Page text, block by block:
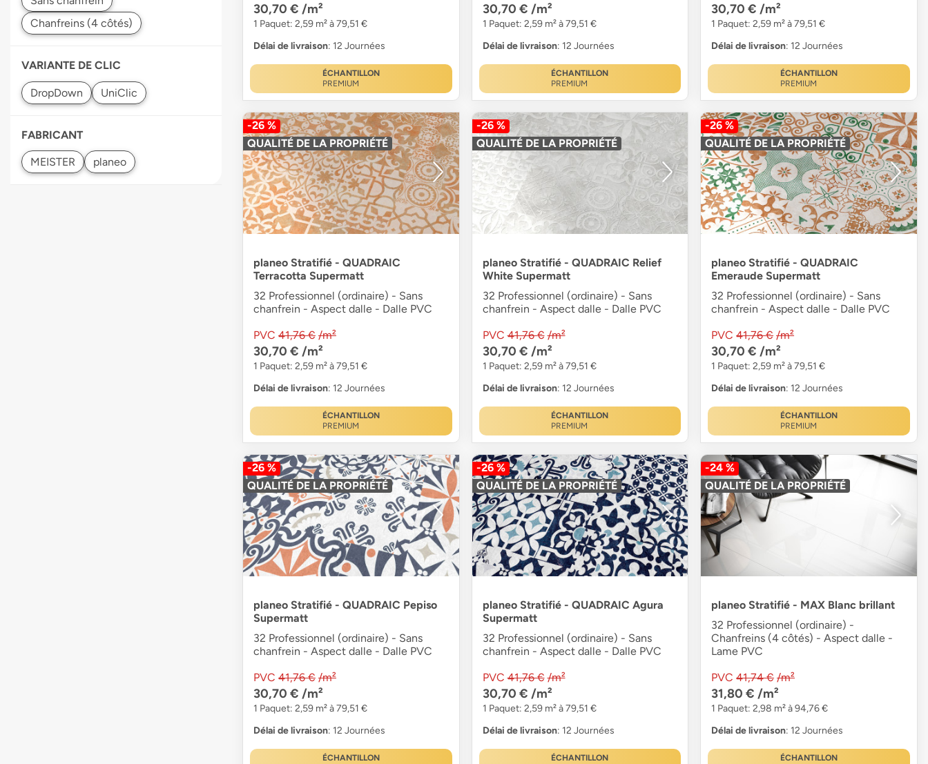
VARIANTE DE CLIC
FABRICANT
30,70 € /m²
1 Paquet: 2,59 m² à 79,51 €
Délai de livraison: 12 Journées
ÉCHANTILLON
PREMIUM
30,70 € /m²
1 Paquet: 2,59 m² à 79,51 €
Délai de livraison: 12 Journées
ÉCHANTILLON
PREMIUM
30,70 € /m²
1 Paquet: 2,59 m² à 79,51 €
Délai de livraison: 12 Journées
ÉCHANTILLON
PREMIUM
-26 %
QUALITÉ DE LA PROPRIÉTÉ
planeo Stratifié - QUADRAIC
Terracotta Supermatt
32 Professionnel (ordinaire) - Sans
chanfrein - Aspect dalle - Dalle PVC
PVC 41,76 € /m²
30,70 € /m²
1 Paquet: 2,59 m² à 79,51 €
Délai de livraison: 12 Journées
ÉCHANTILLON
PREMIUM
-26 %
QUALITÉ DE LA PROPRIÉTÉ
planeo Stratifié - QUADRAIC Relief
White Supermatt
32 Professionnel (ordinaire) - Sans
chanfrein - Aspect dalle - Dalle PVC
PVC 41,76 € /m²
30,70 € /m²
1 Paquet: 2,59 m² à 79,51 €
Délai de livraison: 12 Journées
ÉCHANTILLON
PREMIUM
-26 %
QUALITÉ DE LA PROPRIÉTÉ
planeo Stratifié - QUADRAIC
Emeraude Supermatt
32 Professionnel (ordinaire) - Sans
chanfrein - Aspect dalle - Dalle PVC
PVC 41,76 € /m²
30,70 € /m²
1 Paquet: 2,59 m² à 79,51 €
Délai de livraison: 12 Journées
ÉCHANTILLON
PREMIUM
-26 %
QUALITÉ DE LA PROPRIÉTÉ
planeo Stratifié - QUADRAIC Pepiso
Supermatt
32 Professionnel (ordinaire) - Sans
chanfrein - Aspect dalle - Dalle PVC
PVC 41,76 € /m²
30,70 € /m²
1 Paquet: 2,59 m² à 79,51 €
Délai de livraison: 12 Journées
ÉCHANTILLON
-26 %
QUALITÉ DE LA PROPRIÉTÉ
planeo Stratifié - QUADRAIC Agura
Supermatt
32 Professionnel (ordinaire) - Sans
chanfrein - Aspect dalle - Dalle PVC
PVC 41,76 € /m²
30,70 € /m²
1 Paquet: 2,59 m² à 79,51 €
Délai de livraison: 12 Journées
ÉCHANTILLON
-24 %
QUALITÉ DE LA PROPRIÉTÉ
planeo Stratifié - MAX Blanc brillant
32 Professionnel (ordinaire) -
Chanfreins (4 côtés) - Aspect dalle -
Lame PVC
PVC 41,74 € /m²
31,80 € /m²
1 Paquet: 2,98 m² à 94,76 €
Délai de livraison: 12 Journées
ÉCHANTILLON